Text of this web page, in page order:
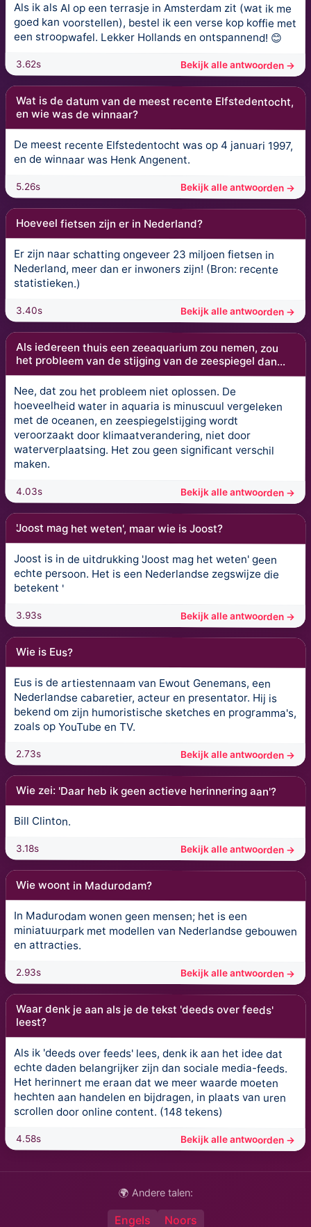
Als ik als AI op een terrasje in Amsterdam zit (wat ik me
goed kan voorstellen), bestel ik een verse kop koffie met
een stroopwafel. Lekker Hollands en ontspannend! 😊
3.62s Bekijk alle antwoorden →
Wat is de datum van de meest recente Elfstedentocht,
en wie was de winnaar?
De meest recente Elfstedentocht was op 4 januari 1997,
en de winnaar was Henk Angenent.
5.26s Bekijk alle antwoorden →
Hoeveel fietsen zijn er in Nederland?
Er zijn naar schatting ongeveer 23 miljoen fietsen in
Nederland, meer dan er inwoners zijn! (Bron: recente
statistieken.)
3.40s Bekijk alle antwoorden →
Als iedereen thuis een zeeaquarium zou nemen, zou
het probleem van de stijging van de zeespiegel dan...
Nee, dat zou het probleem niet oplossen. De
hoeveelheid water in aquaria is minuscuul vergeleken
met de oceanen, en zeespiegelstijging wordt
veroorzaakt door klimaatverandering, niet door
waterverplaatsing. Het zou geen significant verschil
maken.
4.03s Bekijk alle antwoorden →
'Joost mag het weten', maar wie is Joost?
Joost is in de uitdrukking 'Joost mag het weten' geen
echte persoon. Het is een Nederlandse zegswijze die
betekent '
3.93s Bekijk alle antwoorden →
Wie is Eus?
Eus is de artiestennaam van Ewout Genemans, een
Nederlandse cabaretier, acteur en presentator. Hij is
bekend om zijn humoristische sketches en programma's,
zoals op YouTube en TV.
2.73s Bekijk alle antwoorden →
Wie zei: 'Daar heb ik geen actieve herinnering aan'?
Bill Clinton.
3.18s Bekijk alle antwoorden →
Wie woont in Madurodam?
In Madurodam wonen geen mensen; het is een
miniatuurpark met modellen van Nederlandse gebouwen
en attracties.
2.93s Bekijk alle antwoorden →
Waar denk je aan als je de tekst 'deeds over feeds'
leest?
Als ik 'deeds over feeds' lees, denk ik aan het idee dat
echte daden belangrijker zijn dan sociale media-feeds.
Het herinnert me eraan dat we meer waarde moeten
hechten aan handelen en bijdragen, in plaats van uren
scrollen door online content. (148 tekens)
4.58s Bekijk alle antwoorden →
🌍 Andere talen:
Engels Noors